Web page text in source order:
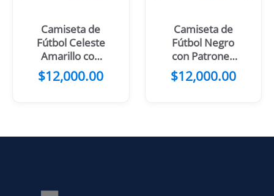
Camiseta de
Fútbol Celeste
Amarillo con
mangas negras
$12,000.00
Camiseta de
Fútbol Negro
con Patrones
Turquesa y
Gris
$12,000.00